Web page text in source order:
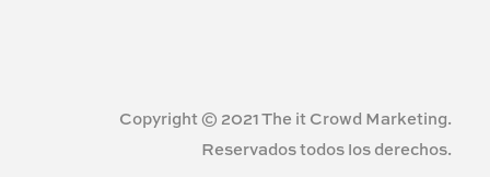
Copyright © 2021 The it Crowd Marketing.
Reservados todos los derechos.